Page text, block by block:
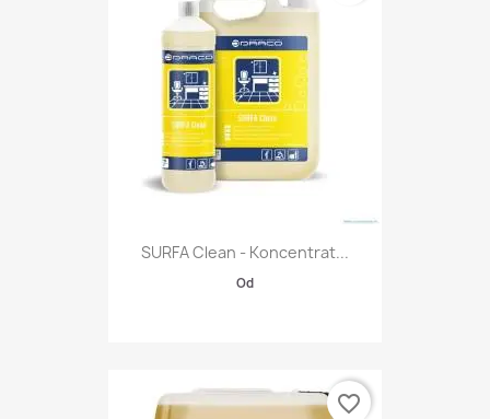
SURFA Clean - Koncentrat...
Od
favorite_border